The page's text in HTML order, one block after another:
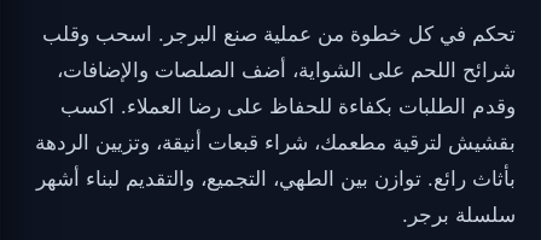
تحكم في كل خطوة من عملية صنع البرجر. اسحب وقلب
شرائح اللحم على الشواية، أضف الصلصات والإضافات،
وقدم الطلبات بكفاءة للحفاظ على رضا العملاء. اكسب
بقشيش لترقية مطعمك، شراء قبعات أنيقة، وتزيين الردهة
بأثاث رائع. توازن بين الطهي، التجميع، والتقديم لبناء أشهر
سلسلة برجر.